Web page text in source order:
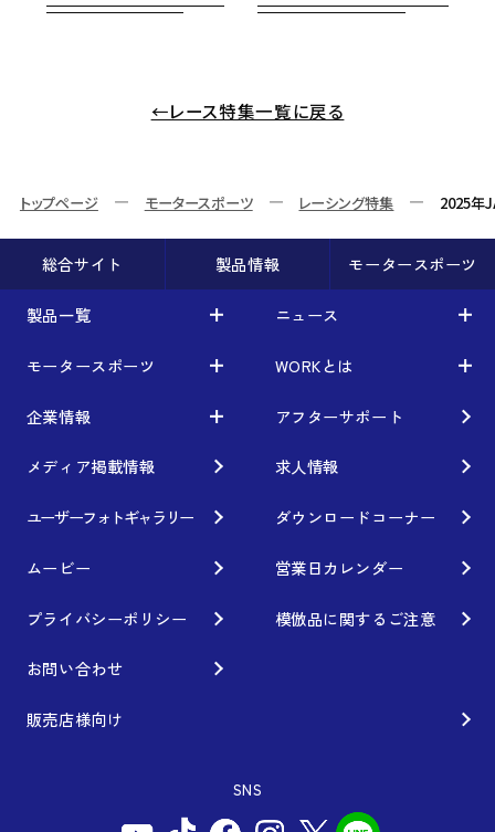
←レース特集一覧に戻る
トップページ モータースポーツ レーシング特集 2025年
総合サイト 製品情報 モータースポーツ
製品一覧
製品一覧
車から検索
利用条件／注意事項
ブランド紹介
ホイール情報
カスタムオーダープラン
オプション・グッズ
ニュース
ニュース
お知らせ
イベント情報
モータースポーツ
モータースポーツ
レーシング特集
Gymkhana
DIRT TRIAL
SUPER GT
Rally
GR86/BRZ Cup
WORKとは
WORKとは
テクノロジー
クオリティー
デザイン
企業情報
企業情報
フィロソフィー
経営理念
私たちのあるべき姿
工場概要
会社沿革
アフターサポート
メディア掲載情報 求人情報
ユーザーフォトギャラリー ダウンロードコーナー
ムービー 営業日カレンダー
プライバシーポリシー 模倣品に関するご注意
お問い合わせ
販売店様向け
SNS